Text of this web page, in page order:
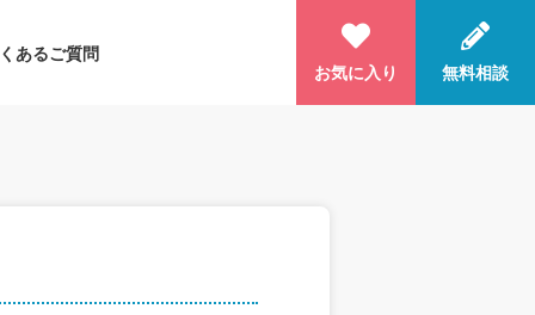
あるご質問
お気に入り
無料相談